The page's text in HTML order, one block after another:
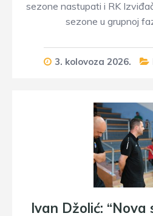
sezone nastupati i RK
sezone u grupnoj
3. kolovoza 2026.
Ivan Džolić: “Nova